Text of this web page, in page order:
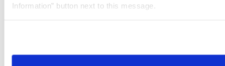
Information” button next to this message.
need to be set again.